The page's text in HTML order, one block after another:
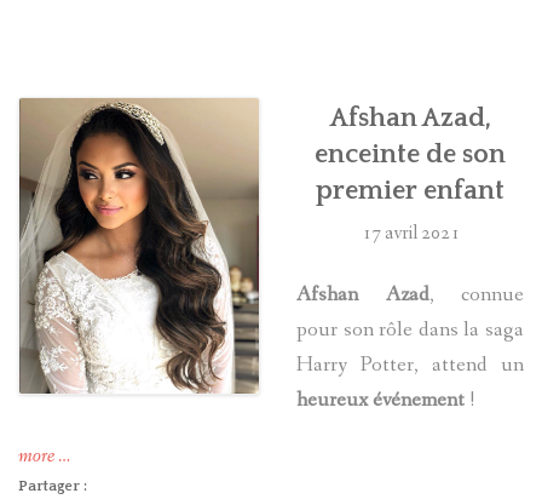
LES ACTEURS
J.K. ROWLING
PRODUITS DÉRIVÉS
A PROPOS
Afshan Azad,
enceinte de son
premier enfant
17 avril 2021
Afshan Azad, connue
pour son rôle dans la saga
Harry Potter, attend un
heureux événement !
more« Afshan
Azad,
…
Partager :